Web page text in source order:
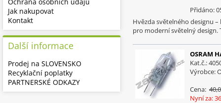
Přidáno:
Hvězda světelného designu –
pro moderní světelný design.
OSRAM
Kat.č.:
Výrobce:
Cena:
Nyní za:
Jak nakupovat
Kontakt
Další informace
Prodej na SLOVENSKO
Recyklační poplatky
PARTNERSKÉ ODKAZY